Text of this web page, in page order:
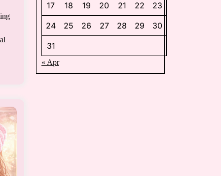
17 18 19 20 21 22 23
24 25 26 27 28 29 30
31
« Apr